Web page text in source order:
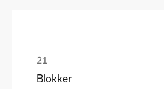
Blokker